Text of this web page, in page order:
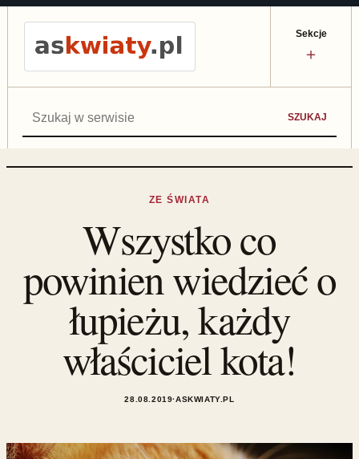
SZUKAJ
Sekcje
＋
ZE ŚWIATA
Wszystko co
powinien wiedzieć o
łupieżu, każdy
właściciel kota!
28.08.2019·ASKWIATY.PL